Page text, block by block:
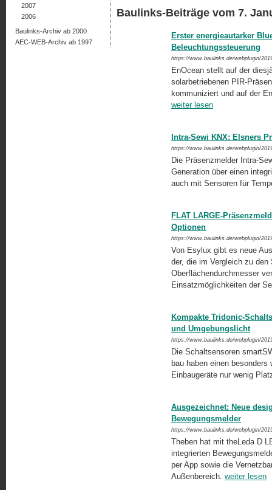
Baulinks-Beiträge vom 7.
Erster energieautarker
Beleuchtungssteuerung
https://www.baulinks.de/webplugin/
EnOcean stellt auf der
solarbetriebenen PIR-
kommuniziert und auf der
weiter lesen
Intra-Sewi KNX: Elsners
https://www.baulinks.de/webplugin/
Die Präsenzmelder Intra-
Generation über einen
auch mit Sensoren für
FLAT LARGE-
Optionen
https://www.baulinks.de/webplugin/
Von Esylux gibt es neue
der, die im Vergleich zu den
Oberflächendurchmesser
Einsatzmöglichkeiten der
Kompakte Tridonic-
und Umgebungslicht
https://www.baulinks.de/webplugin/
Die Schaltsensoren
bau haben einen
Einbaugeräte nur wenig
Ausgezeichnet: Neue
Bewegungsmelder
https://www.baulinks.de/webplugin/
Theben hat mit theLeda D
integrierten
per App sowie die
Außenbereich. weiter lesen
2007
2006
Baulinks-Archiv ab 2000
AEC-WEB-Archiv ab 1997